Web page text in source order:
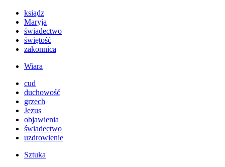
ksiądz
Maryja
świadectwo
świętość
zakonnica
Wiara
cud
duchowość
grzech
Jezus
objawienia
świadectwo
uzdrowienie
Sztuka